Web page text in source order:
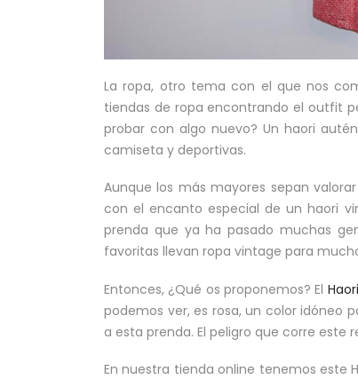
La ropa, otro tema con el que nos
tiendas de ropa encontrando el outfit
probar con algo nuevo? Un haori
camiseta y deportivas.
Aunque los más mayores sepan
con el encanto especial de un haori
prenda que ya ha pasado muchas
favoritas llevan ropa vintage para
Entonces, ¿Qué os proponemos? El
podemos ver, es rosa, un color idóneo
a esta prenda. El peligro que corre este
En nuestra tienda online tenemos este